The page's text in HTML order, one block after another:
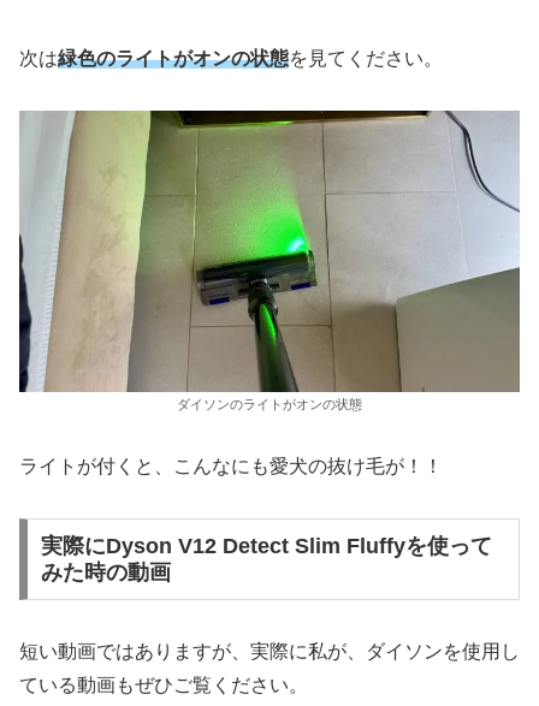
次は緑色のライトがオンの状態を見てください。
ダイソンのライトがオンの状態
ライトが付くと、こんなにも愛犬の抜け毛が！！
実際にDyson V12 Detect Slim Fluffyを使って
みた時の動画
短い動画ではありますが、実際に私が、ダイソンを使用し
ている動画もぜひご覧ください。